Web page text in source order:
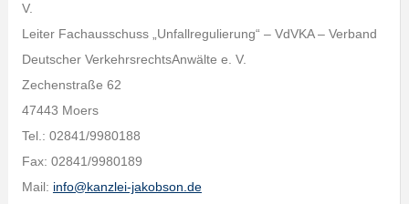
V.
Leiter Fachausschuss „Unfallregulierung“ – VdVKA – Verband
Deutscher VerkehrsrechtsAnwälte e. V.
Zechenstraße 62
47443 Moers
Tel.: 02841/9980188
Fax: 02841/9980189
Mail: info@kanzlei-jakobson.de